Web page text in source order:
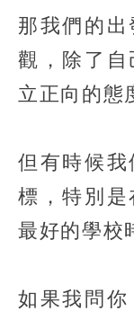
那我們的
觀，除了
立正向的態
但有時候我
標，特別是
最好的學校
如果我問